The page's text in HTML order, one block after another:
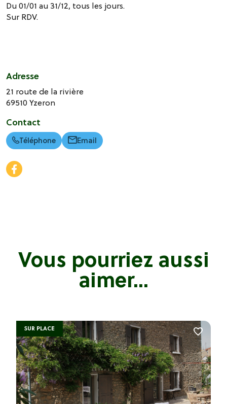
Du 01/01 au 31/12, tous les jours.
Sur RDV.
Adresse
21 route de la rivière
69510Yzeron
Contact
Téléphone Email
Vous pourriez aussi
aimer...
SUR PLACE